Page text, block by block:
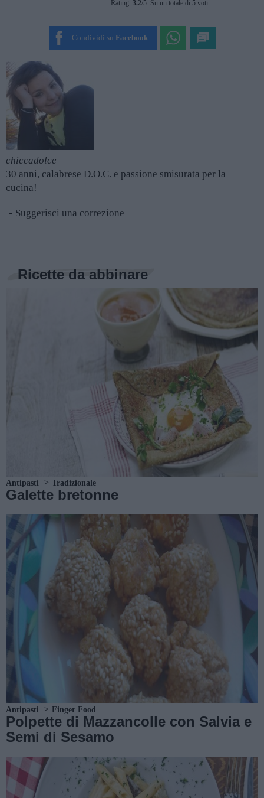
SUBMIT RATING
Rating: 3.2/5. Su un totale di 5 voti.
Condividi su Facebook
chiccadolce
30 anni, calabrese D.O.C. e passione smisurata per la
cucina!
Suggerisci una correzione
Ricette da abbinare
Antipasti Tradizionale
Galette bretonne
Antipasti Finger Food
Polpette di Mazzancolle con Salvia e
Semi di Sesamo